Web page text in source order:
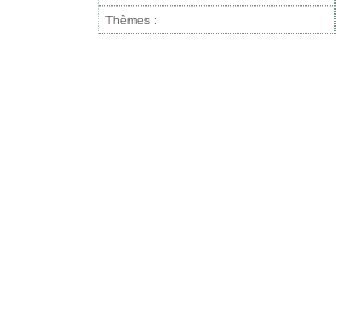
Thèmes :